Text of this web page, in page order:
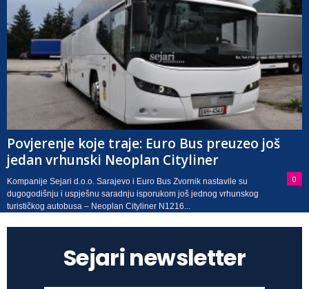
Povjerenje koje traje: Euro Bus preuzeo još
jedan vrhunski Neoplan Cityliner
0
Kompanije Sejari d.o.o. Sarajevo i Euro Bus Zvornik nastavile su
dugogodišnju i uspješnu saradnju isporukom još jednog vrhunskog
turističkog autobusa – Neoplan Cityliner N1216...
Sejari newsletter